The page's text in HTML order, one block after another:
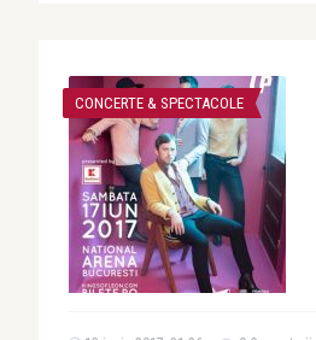
CONCERTE & SPECTACOLE